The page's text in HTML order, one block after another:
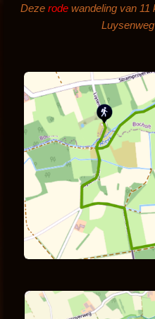
Deze rode wandeling van 11